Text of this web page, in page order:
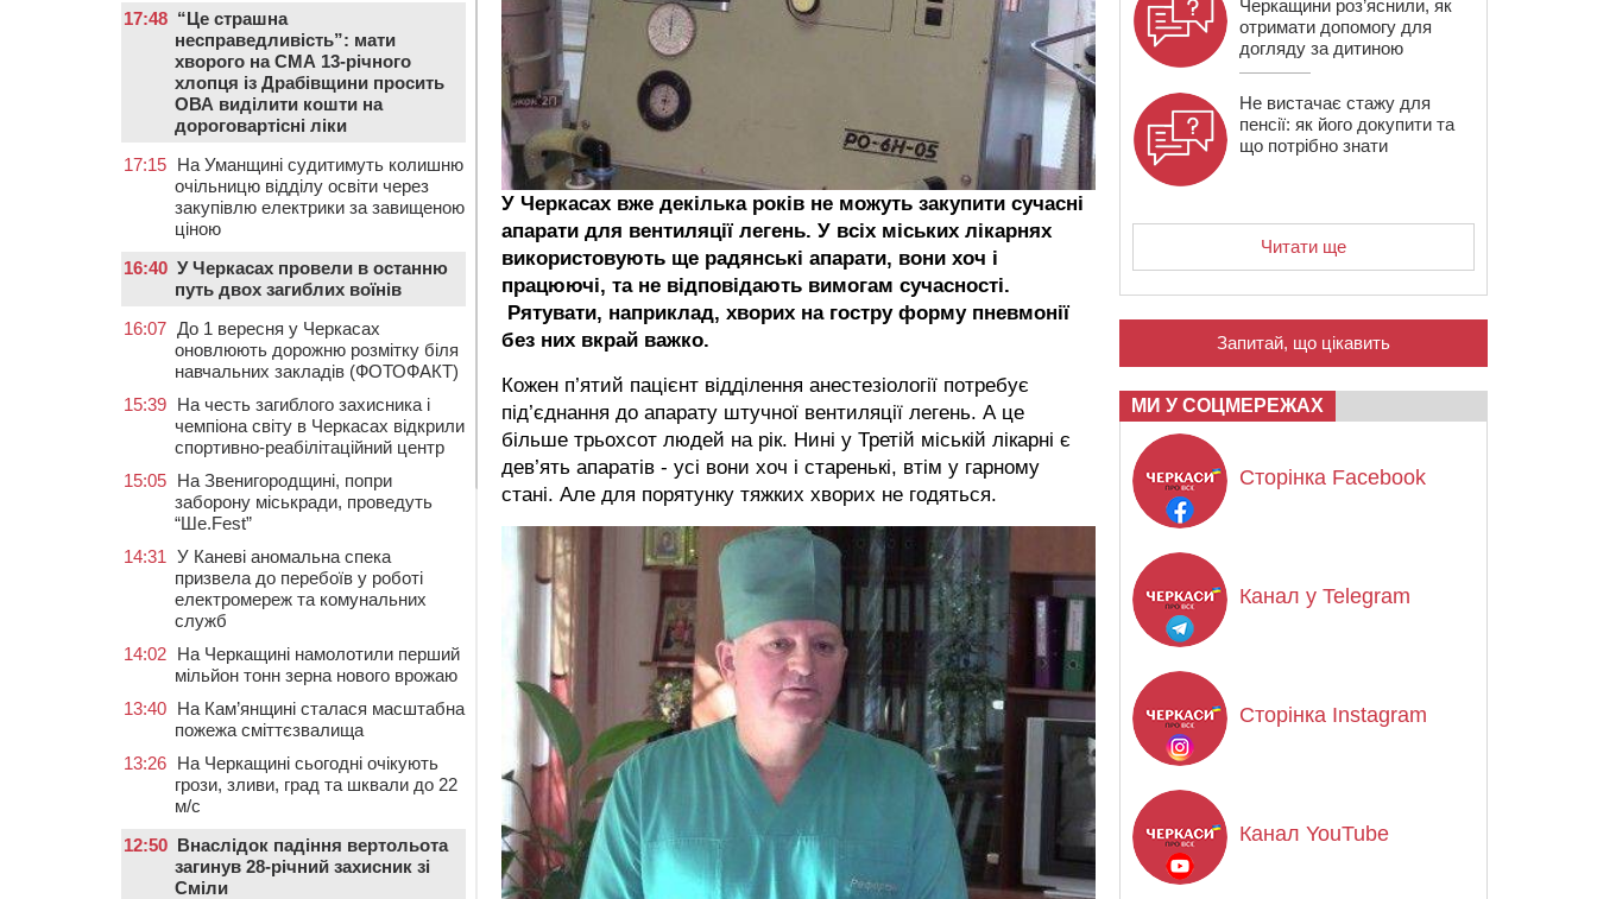
У Черкасах вже декілька років не можуть закупити сучасні
апарати для вентиляції легень. У всіх міських лікарнях
використовують ще радянські апарати, вони хоч і
працюючі, та не відповідають вимогам сучасності.
Рятувати, наприклад, хворих на гостру форму пневмонії
без них вкрай важко.
Кожен п’ятий пацієнт відділення анестезіології потребує
під’єднання до апарату штучної вентиляції легень. А це
більше трьохсот людей на рік. Нині у Третій міській лікарні є
дев’ять апаратів - усі вони хоч і старенькі, втім у гарному
стані. Але для порятунку тяжких хворих не годяться.
17:48 “Це страшна
несправедливість”: мати
хворого на СМА 13-річного
хлопця із Драбівщини просить
ОВА виділити кошти на
дороговартісні ліки
17:15 На Уманщині судитимуть колишню
очільницю відділу освіти через
закупівлю електрики за завищеною
ціною
16:40 У Черкасах провели в останню
путь двох загиблих воїнів
16:07 До 1 вересня у Черкасах
оновлюють дорожню розмітку біля
навчальних закладів (ФОТОФАКТ)
15:39 На честь загиблого захисника і
чемпіона світу в Черкасах відкрили
спортивно-реабілітаційний центр
15:05 На Звенигородщині, попри
заборону міськради, проведуть
“Ше.Fest”
14:31 У Каневі аномальна спека
призвела до перебоїв у роботі
електромереж та комунальних
служб
14:02 На Черкащині намолотили перший
мільйон тонн зерна нового врожаю
13:40 На Кам’янщині сталася масштабна
пожежа сміттєзвалища
13:26 На Черкащині сьогодні очікують
грози, зливи, град та шквали до 22
м/с
12:50 Внаслідок падіння вертольота
загинув 28-річний захисник зі
Сміли
Черкащини роз’яснили, як
отримати допомогу для
догляду за дитиною
Не вистачає стажу для
пенсії: як його докупити та
що потрібно знати
Читати ще
Запитай, що цікавить
МИ У СОЦМЕРЕЖАХ
Сторінка Facebook
Канал у Telegram
Сторінка Instagram
Канал YouTube